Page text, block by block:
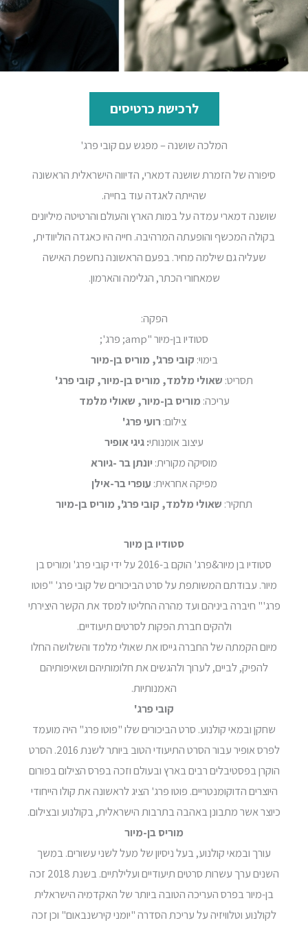
לרכישת כרטיסים
המלכה שושנה – מפגש עם קובי פרג'
סיפורה של הזמרת שושנה דמארי, הדיווה הישראלית הראשונה
שהייתה לאגדה עוד בחייה.
שושנה דמארי עמדה על במות הארץ והעולם והרטיטה מיליונים
בקולה המכשף והופעתה המרהיבה. חייה היו כאגדה הוליוודית,
שעליה גם שילמה מחיר. בפעם הראשונה נחשפת האישה
שמאחורי הכתר, הגלימה והארמון.
הפקה:
סטודיו בן-מיור "amp; פרג';
בימוי: קובי פרג', מוריס בן-מיור
תסריט: שאולי מלמד, מוריס בן-מיור, קובי פרג'
עריכה: מוריס בן-מיור, שאולי מלמד
צילום: רועי פרג'
עיצוב אומנותי: גיגי אופיר
מוסיקה מקורית: יונתן בר -גיורא
מפיקה אחראית: עופרי בר-אילן
תחקיר: שאולי מלמד, קובי פרג', מוריס בן-מיור
סטודיו בן מיור
סטודיו בן מיור&פרג' הוקם ב-2016 על ידי קובי פרג' ומוריס בן
מיור. עבודתם המשותפת על סרט הביכורים של קובי פרג' "פוטו
פרג'" חיברה ביניהם ועד מהרה החליטו למסד את הקשר היצירתי
ולהקים חברת הפקות לסרטים תיעודיים.
מיום הקמתה של החברה גייסו את שאולי מלמד והשלושה החלו
להפיק, לביים, לערוך ולהגשים את חלומותיהם ושאיפותיהם
האמנותיות.
קובי פרג'
שחקן ובמאי קולנוע. סרט הביכורים שלו "פוטו פרג" היה מועמד
לפרס אופיר עבור הסרט התיעודי הטוב ביותר לשנת 2016. הסרט
הוקרן בפסטיבלים רבים בארץ ובעולם וזכה בפרס הצילום בפורום
היוצרים הדוקומנטריים. פוטו פרג' הציג לראשונה את קולו הייחודי
כיוצר אשר מתבונן באהבה בתרבות הישראלית, בקולנוע ובצילום.
מוריס בן-מיור
עורך ובמאי קולנוע, בעל ניסיון של מעל לשני עשורים. במשך
השנים ערך עשרות סרטים תיעודיים ועלילתיים. בשנת 2018 זכה
בן-מיור בפרס העריכה הטובה ביותר של האקדמיה הישראלית
לקולנוע וטלוויזיה על עריכת הסדרה "יומני קירשנבאום" וכן זכה